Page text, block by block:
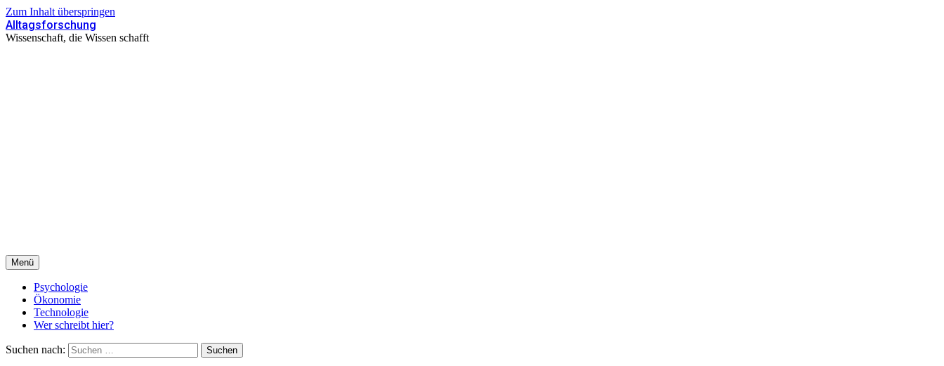
Zum Inhalt überspringen
Alltagsforschung
Wissenschaft, die Wissen schafft
Menü
Psychologie
Ökonomie
Technologie
Wer schreibt hier?
Suchen nach: